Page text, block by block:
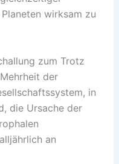
wirksam zu
zum Trotz
der
in
die Ursache der
an